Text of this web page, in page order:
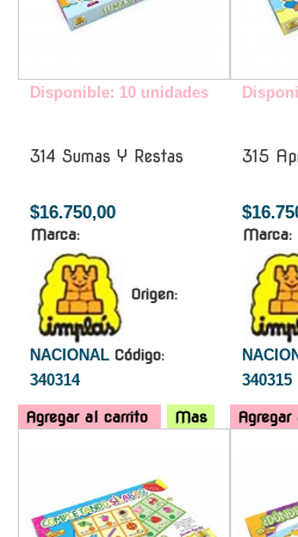
Disponible: 10 unidades
314 Sumas Y Restas
$16.750,00
Marca:
Origen:
NACIONAL Código:
340314
Agregar al carrito Mas
315
Marca:
340315